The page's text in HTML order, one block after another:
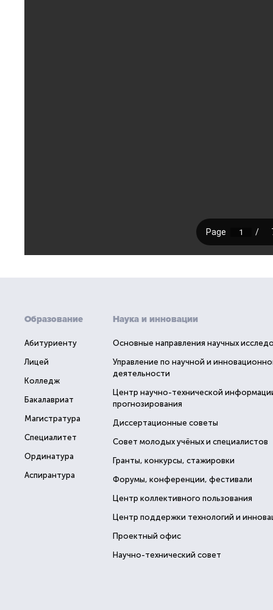
Образование
Абитуриенту
Лицей
Колледж
Бакалавриат
Магистратура
Специалитет
Ординатура
Аспирантура
Наука и инновации
Основные направления научных
Управление по научной и
деятельности
Центр научно-технической
прогнозирования
Диссертационные советы
Совет молодых учёных и специалистов
Гранты, конкурсы, стажировки
Форумы, конференции, фестивали
Центр коллективного пользования
Центр поддержки технологий и
Проектный офис
Научно-технический совет